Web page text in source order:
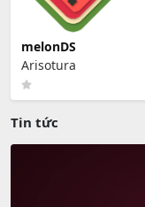
melonDS
Arisotura
Tin tức